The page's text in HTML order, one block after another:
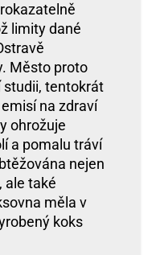
limity dané
Město proto
studii, tentokrát
na zdraví
ohrožuje
a pomalu tráví
nejen
ale také
měla v
koks